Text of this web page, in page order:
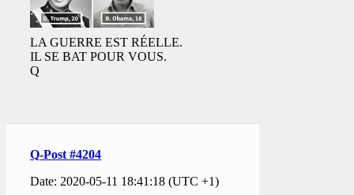
LA GUERRE EST RÉELLE.
IL SE BAT POUR VOUS.
Q
Q-Post #4204
Date: 2020-05-11 18:41:18 (UTC +1)